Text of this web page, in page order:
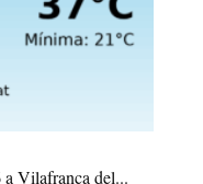
Vilafranca del...